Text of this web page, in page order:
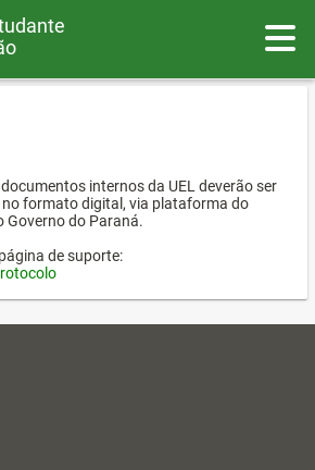
internos da UEL deverão ser
formato digital, via plataforma do
Governo do Paraná.
de suporte: